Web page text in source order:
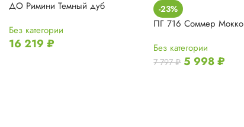
ДО Римини Темный дуб
Без категории
16 219 ₽
-23%
ПГ 716 Соммер Мокко
Без категории
7 797₽ 5 998₽